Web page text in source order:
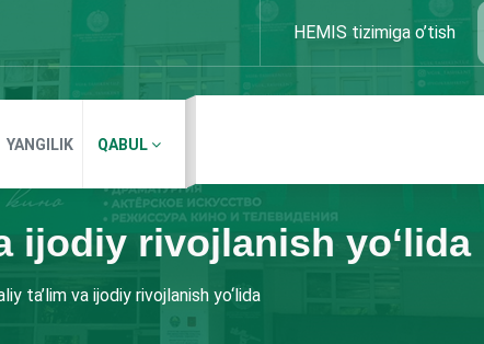
HEMIS tizimiga o’tish
YANGILIK QABUL
ijodiy rivojlanish yo‘lida
ta’lim va ijodiy rivojlanish yo‘lida